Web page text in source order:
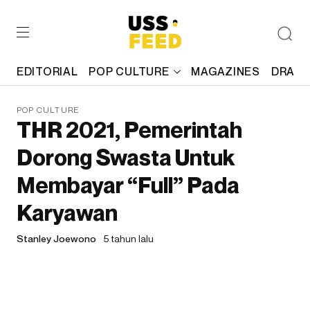
EDITORIAL POP CULTURE MAGAZINES
POP CULTURE
THR 2021, Pemerintah
Dorong Swasta Untuk
Membayar “Full” Pada
Karyawan
Stanley Joewono 5 tahun lalu